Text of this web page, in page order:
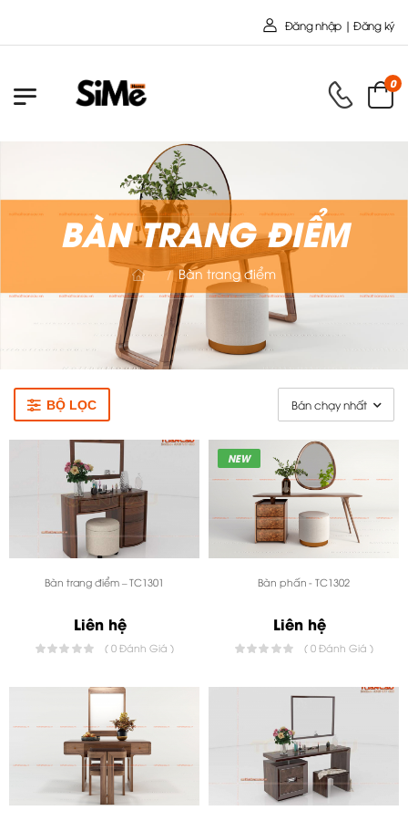
Chào mừng bạn đến với Nội Thất
Đăng nhập | Đăng ký
0
BÀN TRANG ĐIỂM
/ Bàn trang điểm
BỘ LỌC
Bàn trang điểm – TC1301
Liên hệ
( 0 Đánh Giá )
NEW
Bàn phấn - TC1302
Liên hệ
( 0 Đánh Giá )